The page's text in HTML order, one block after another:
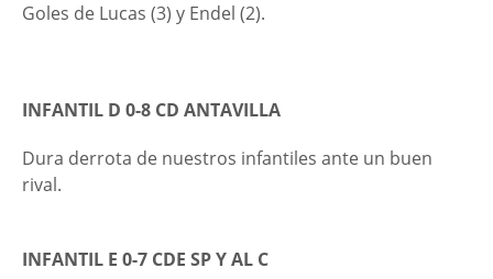
Goles de Lucas (3) y Endel (2).
INFANTIL D 0-8 CD ANTAVILLA
Dura derrota de nuestros infantiles ante un buen
rival.
INFANTIL E 0-7 CDE SP Y AL C